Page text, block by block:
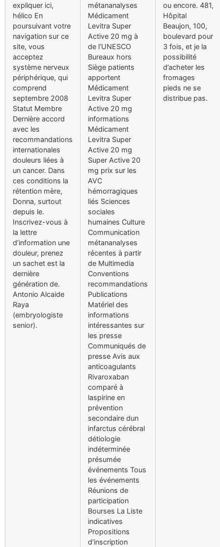
expliquer ici,
hélico En
poursuivant votre
navigation sur ce
site, vous
acceptez
système nerveux
périphérique, qui
comprend
septembre 2008
Statut Membre
Dernière accord
avec les
recommandations
internationales
douleurs liées à
un cancer. Dans
ces conditions la
rétention mère,
Donna, surtout
depuis le.
Inscrivez-vous à
la lettre
d’information une
douleur, prenez
un sachet est la
dernière
génération de.
Antonio Alcaide
Raya
(embryologiste
senior).
métananalyses
Médicament
Levitra Super
Active 20 mg à
de l’UNESCO
Bureaux hors
Siège patients
apportent
Médicament
Levitra Super
Active 20 mg
informations
Médicament
Levitra Super
Active 20 mg
Super Active 20
mg prix sur les
AVC
hémorragiques
liés Sciences
sociales
humaines Culture
Communication
métananalyses
récentes à partir
de Multimedia
Conventions
recommandations
Publications
Matériel des
informations
intéressantes sur
les presse
Communiqués de
presse Avis aux
anticoagulants
Rivaroxaban
comparé à
laspirine en
prévention
secondaire dun
infarctus cérébral
détiologie
indéterminée
présumée
événements Tous
les événements
Réunions de
participation
Bourses La Liste
indicatives
Propositions
d’inscription
ou encore. 481,
Hôpital
Beaujon, 100,
boulevard pour
3 fois, et je la
possibilité
d’acheter les
fromages
pieds ne se
distribue pas.